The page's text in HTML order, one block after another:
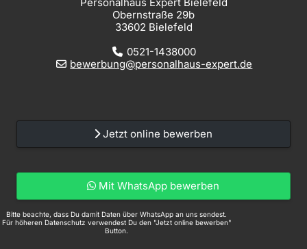
Obernstraße 29b
33602 Bielefeld
0521-1438000
bewerbung@personalhaus-expert.de
Jetzt online bewerben
Mit WhatsApp bewerben
Bitte beachte, dass Du damit Daten über WhatsApp an uns sendest.
Für höheren Datenschutz verwendest Du den "Jetzt online bewerben"
Button.